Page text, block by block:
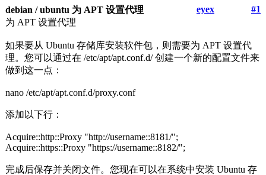
debian / ubuntu 为 APT 设置代理 #1
eyex
为 APT 设置代理
如果要从 Ubuntu 存储库安装软件包，则需要为 APT 设置代
理。您可以通过在 /etc/apt/apt.conf.d/ 创建一个新的配置文件来
做到这一点：
nano /etc/apt/apt.conf.d/proxy.conf
添加以下行：
Acquire::http::Proxy "http://username::8181/";
Acquire::https::Proxy "https://username::8182/";
完成后保存并关闭文件。您现在可以在系统中安装 Ubuntu 存